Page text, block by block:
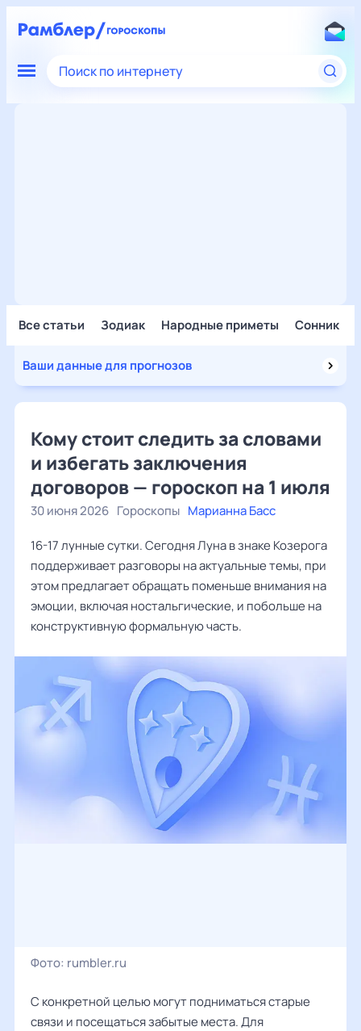
Поиск по интернету
Все статьи Зодиак Народные приметы Сонник
Ваши данные для прогнозов
Кому стоит следить за словами
и избегать заключения
договоров — гороскоп на 1 июля
30 июня 2026 Гороскопы Марианна Басс
16-17 лунные сутки. Сегодня Луна в знаке Козерога
поддерживает разговоры на актуальные темы, при
этом предлагает обращать поменьше внимания на
эмоции, включая ностальгические, и побольше на
конструктивную формальную часть.
Фото: rumbler.ru
С конкретной целью могут подниматься старые
связи и посещаться забытые места. Для